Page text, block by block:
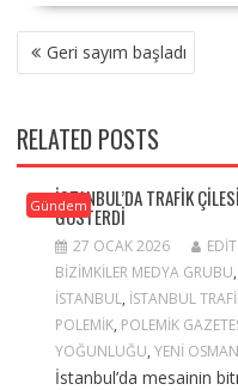
YAZI
GEZINMESI
Geri sayım başladı
RELATED POSTS
Gündem
İSTANBUL’DA TRAFIK
GÖSTERDI
27 OCAK 2026
BIZIMKILER MEDYA GRUBU,
ISTANBUL, ISTANBUL
POLEMIK, POLEMIK
YOĞUNLUĞU, YENI
İstanbul’da mesainin